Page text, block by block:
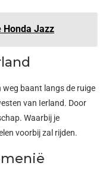
Honda Jazz
weg baant langs de ruige
van Ierland. Door
Waarbij je
voorbij zal rijden.